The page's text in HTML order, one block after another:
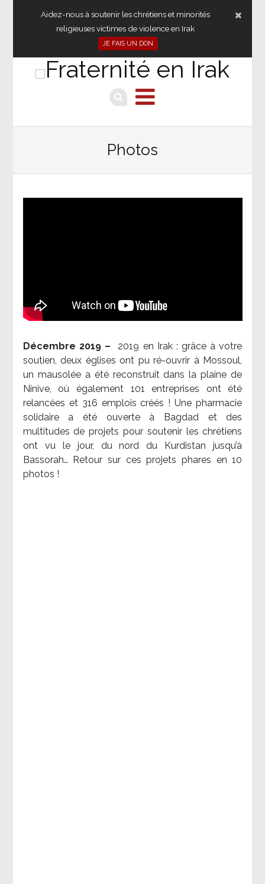
Aidez-nous à soutenir les chrétiens et minorités
religieuses victimes de violence en Irak
JE FAIS UN DON
Photos
Décembre 2019 – 2019 en Irak : grâce à votre
soutien, deux églises ont pu ré-ouvrir à Mossoul,
un mausolée a été reconstruit dans la plaine de
Ninive, où également 101 entreprises ont été
relancées et 316 emplois créés ! Une pharmacie
solidaire a été ouverte à Bagdad et des
multitudes de projets pour soutenir les chrétiens
ont vu le jour, du nord du Kurdistan jusqu’à
Bassorah… Retour sur ces projets phares en 10
photos !